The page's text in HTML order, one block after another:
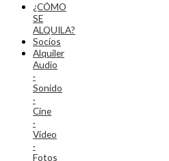
¿CÓMO
SE
ALQUILA?
Socios
Alquiler
Audio
·
Sonido
·
Cine
·
Vídeo
·
Fotos